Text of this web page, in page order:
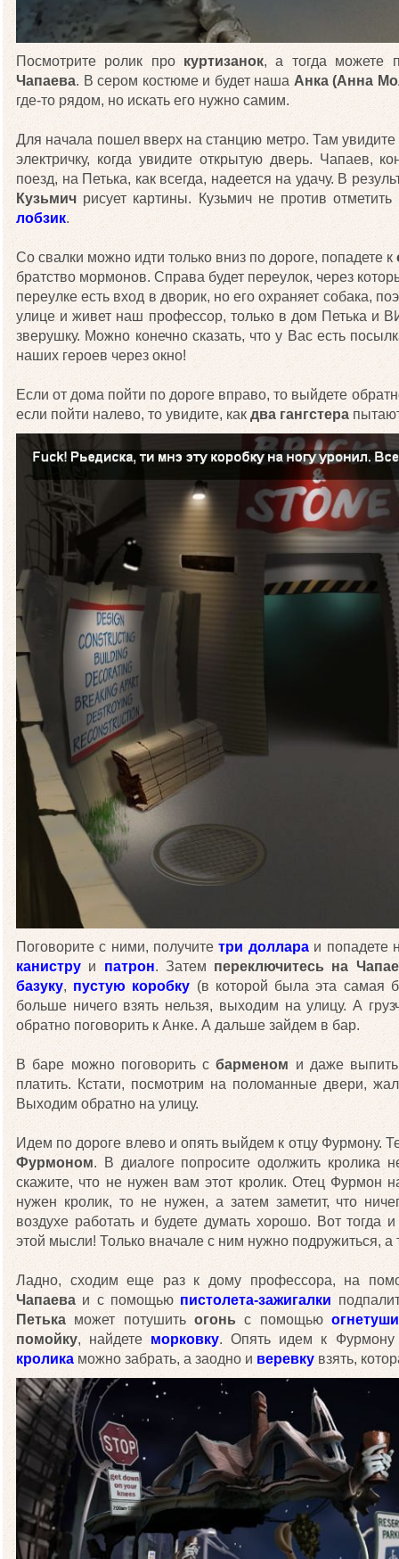
Посмотрите ролик про куртизанок, а тогда можете
Чапаева. В сером костюме и будет наша Анка (Анна
где-то рядом, но искать его нужно самим.
Для начала пошел вверх на станцию метро. Там
электричку, когда увидите открытую дверь. Чапаев,
поезд, на Петька, как всегда, надеется на удачу. В
Кузьмич рисует картины. Кузьмич не против
лобзик.
Со свалки можно идти только вниз по дороге, попадете к
братство мормонов. Справа будет переулок, через
переулке есть вход в дворик, но его охраняет собака,
улице и живет наш профессор, только в дом Петька и
зверушку. Можно конечно сказать, что у Вас есть
наших героев через окно!
Если от дома пойти по дороге вправо, то выйдете
если пойти налево, то увидите, как два гангстера
Поговорите с ними, получитетри доллараи попадете
канистру ипатрон. Затем переключитесь на
базуку, пустую коробку (в которой была эта самая
больше ничего взять нельзя, выходим на улицу. А
обратно поговорить к Анке. А дальше зайдем в бар.
В баре можно поговорить сбарменом и даже
платить. Кстати, посмотрим на поломанные двери,
Выходим обратно на улицу.
Идем по дороге влево и опять выйдем к отцу Фурмону.
Фурмоном. В диалоге попросите одолжить кролика
скажите, что не нужен вам этот кролик. Отец Фурмон
нужен кролик, то не нужен, а затем заметит, что
воздухе работать и будете думать хорошо. Вот тогда
этой мысли! Только вначале с ним нужно подружиться, а
Ладно, сходим еще раз к дому профессора, на
Чапаева и с помощью пистолета-зажигалки
Петька может потушить огонь с помощью
помойку, найдетеморковку. Опять идем к
кроликаможно забрать, а заодно и веревку взять,